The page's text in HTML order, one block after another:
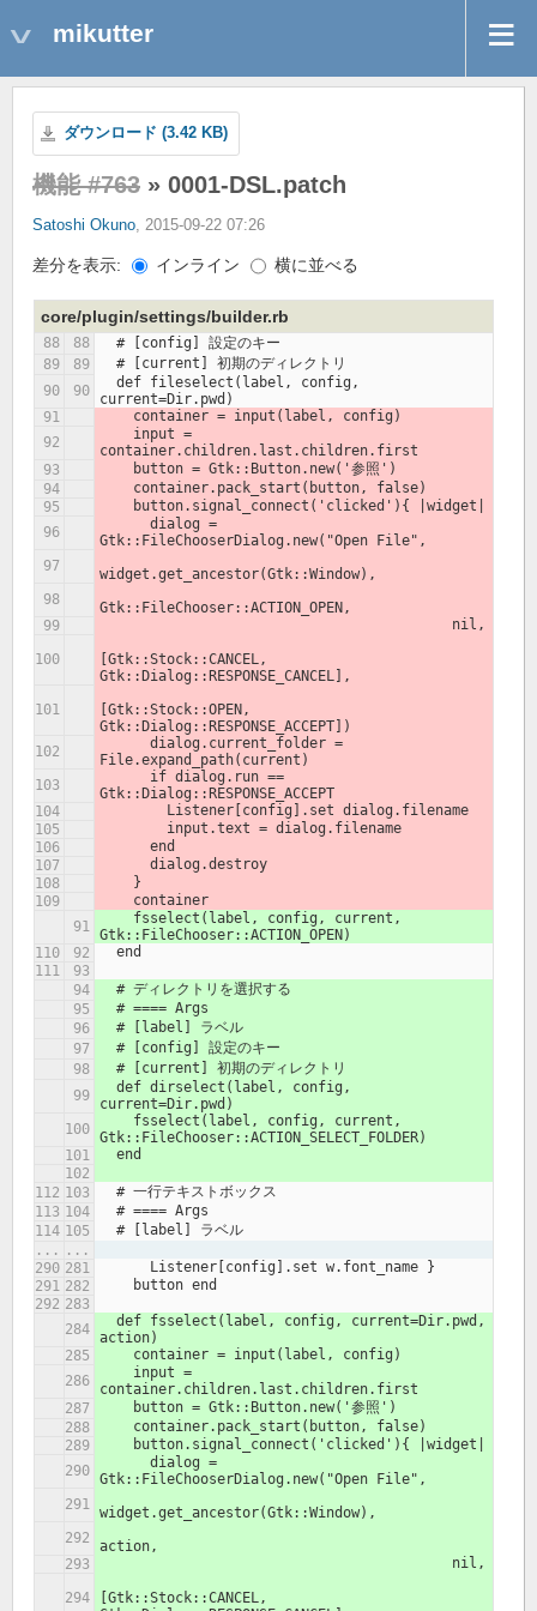
mikutter
ダウンロード (3.42 KB)
機能 #763 » 0001-DSL.patch
Satoshi Okuno, 2015-09-22 07:26
差分を表示: インライン 横に並べる
core/plugin/settings/builder.rb
  # [config] 設定のキー
  # [current] 初期のディレクトリ
current=Dir.pwd)
    container = input(label, config)
container.children.last.children.first
    button = Gtk::Button.new('参照')
    container.pack_start(button, false)
    button.signal_connect('clicked'){ |widget|
Gtk::FileChooserDialog.new("Open File",
widget.get_ancestor(Gtk::Window),
Gtk::FileChooser::ACTION_OPEN,
                                          nil,
[Gtk::Stock::CANCEL,
Gtk::Dialog::RESPONSE_CANCEL],
[Gtk::Stock::OPEN,
Gtk::Dialog::RESPONSE_ACCEPT])
File.expand_path(current)
Gtk::Dialog::RESPONSE_ACCEPT
        Listener[config].set dialog.filename
        input.text = dialog.filename
      end
      dialog.destroy
    }
    container
Gtk::FileChooser::ACTION_OPEN)
  end
  # ディレクトリを選択する
  # ==== Args
  # [label] ラベル
  # [config] 設定のキー
  # [current] 初期のディレクトリ
current=Dir.pwd)
Gtk::FileChooser::ACTION_SELECT_FOLDER)
  end
  # 一行テキストボックス
  # ==== Args
  # [label] ラベル
...
...
      Listener[config].set w.font_name }
    button end
action)
    container = input(label, config)
container.children.last.children.first
    button = Gtk::Button.new('参照')
    container.pack_start(button, false)
    button.signal_connect('clicked'){ |widget|
Gtk::FileChooserDialog.new("Open File",
widget.get_ancestor(Gtk::Window),
action,
                                          nil,
[Gtk::Stock::CANCEL,